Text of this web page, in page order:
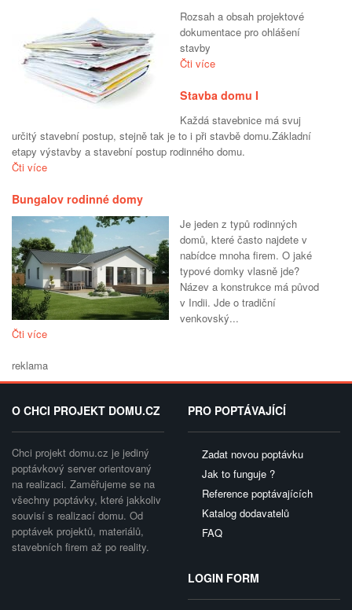
Rozsah a obsah projektové
dokumentace pro ohlášení
stavby
Čti více
Stavba domu I
Každá stavebnice má svuj
určitý stavební postup, stejně tak je to i při stavbě domu.Základní
etapy výstavby a stavební postup rodinného domu.
Čti více
Bungalov rodinné domy
Je jeden z typů rodinných
domů, které často najdete v
nabídce mnoha firem. O jaké
typové domky vlasně jde?
Název a konstrukce má původ
v Indii. Jde o tradiční
venkovský...
Čti více
reklama
O CHCI PROJEKT DOMU.CZ
Chci projekt domu.cz je jediný
poptávkový server orientovaný
na realizaci. Zaměřujeme se na
všechny poptávky, které jakkoliv
souvisí s realizací domu. Od
poptávek projektů, materiálů,
stavebních firem až po reality.
PRO POPTÁVAJÍCÍ
Zadat novou poptávku
Jak to funguje ?
Reference poptávajících
Katalog dodavatelů
FAQ
LOGIN FORM